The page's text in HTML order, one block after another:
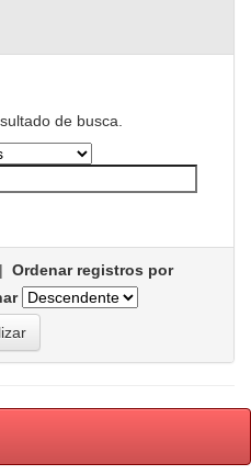
de busca.
| Ordenar registros por